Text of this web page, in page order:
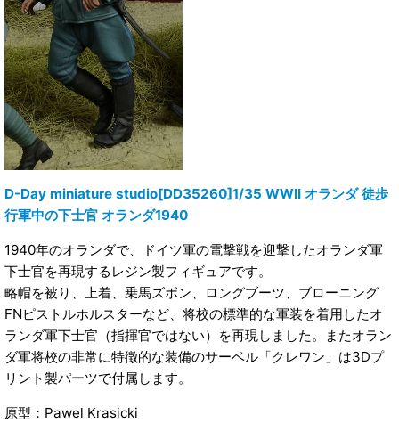
D-Day miniature studio[DD35260]1/35 WWII オランダ 徒歩
行軍中の下士官 オランダ1940
1940年のオランダで、ドイツ軍の電撃戦を迎撃したオランダ軍
下士官を再現するレジン製フィギュアです。
略帽を被り、上着、乗馬ズボン、ロングブーツ、ブローニング
FNピストルホルスターなど、将校の標準的な軍装を着用したオ
ランダ軍下士官（指揮官ではない）を再現しました。またオラン
ダ軍将校の非常に特徴的な装備のサーベル「クレワン」は3Dプ
リント製パーツで付属します。
原型：Pawel Krasicki